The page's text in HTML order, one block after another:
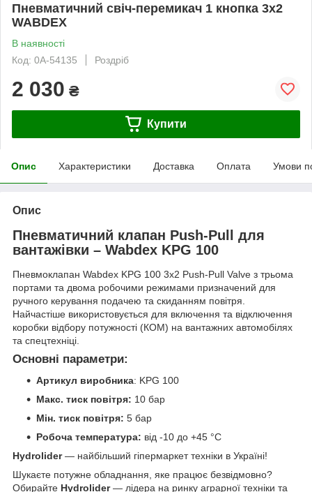
Пневматичний свіч-перемикач 1 кнопка 3x2
WABDEX
В наявності
Код: 0А-54135
Роздріб
2 030 ₴
Купити
Опис Характеристики Доставка Оплата Умови
Опис
Пневматичний клапан Push-Pull для
вантажівки – Wabdex KPG 100
Пневмоклапан Wabdex KPG 100 3x2 Push-Pull Valve з трьома
портами та двома робочими режимами призначений для
ручного керування подачею та скиданням повітря.
Найчастіше використовується для включення та відключення
коробки відбору потужності (КОМ) на вантажних автомобілях
та спецтехніці.
Основні параметри:
Артикул виробника: KPG 100
Макс. тиск повітря: 10 бар
Мін. тиск повітря: 5 бар
Робоча температура: від -10 до +45 °C
Hydrolider— найбільший гіпермаркет техніки в Україні!
Шукаєте потужне обладнання, яке працює безвідмовно?
Обирайте Hydrolider— лідера на ринку аграрної техніки та